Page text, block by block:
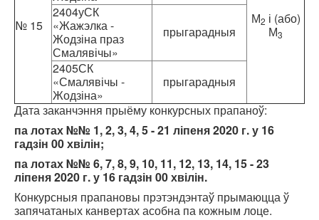
№ 15 М2 і (або)
М3
2404уСК
«Жажэлка -
Жодзіна праз
Смалявічы»
прыгарадныя
2405СК
«Смалявічы -
Жодзіна»
прыгарадныя
Дата заканчэння прыёму конкурсных прапаноў:
па лотах №№ 1, 2, 3, 4, 5 - 21 ліпеня 2020 г. у 16
гадзін 00 хвілін;
па лотах №№ 6, 7, 8, 9, 10, 11, 12, 13, 14, 15 - 23
ліпеня 2020 г. у 16 гадзін 00 хвілін.
Конкурсныя прапановы прэтэндэнтаў прымаюцца ў
запячатаных канвертах асобна па кожным лоце.